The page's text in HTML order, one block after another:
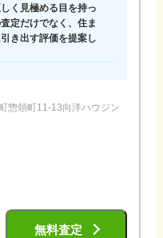
く見極める目を持っ
定だけでなく、住ま
き出す評価を提案し
惣領町11-13向洋ハウジン
無料査定